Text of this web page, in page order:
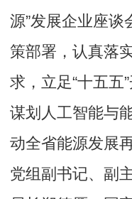
源”发展企业座
策部署，认真落
求，立足“十五五
谋划人工智能与
动全省能源发展
党组副书记、副